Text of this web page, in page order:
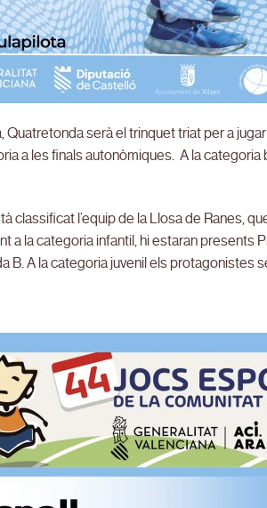
Quatretonda serà el trinquet triat per a
a les finals autonòmiques. A la
classificat l’equip de la Llosa de Ranes,
a la categoria infantil, hi estaran presents
B. A la categoria juvenil els protagonistes